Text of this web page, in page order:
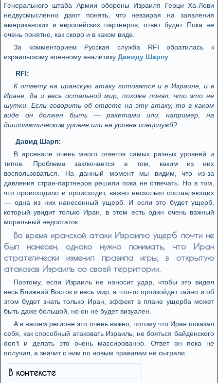
Генерального штаба Армии обороны Израиля Герци Ха-Леви
недвусмысленно дают понять, что невзирая на заявления
американских и европейских партнеров, ответ будет. Пока не
очень понятно, как скоро и в каком виде.
За комментарием Русская служба RFI обратилась к
израильскому военному аналитику Давиду Шарпу
RFI:
К ответу на иранскую атаку готовятся и в Израиле, и в
Иране, да и весь остальной мир, похоже понял, что это не
шутки. Если говорить об ответе на эту атаку, то в каком
виде он должен быть — ракетами или, например, на
дипломатическом уровне или на уровне спецслужб?
Давид Шарп:
В арсенале очень много ответов самых разных уровней и
типов. Проблема заключается в том, каким из них
воспользоваться. На данный момент мы видим, что из-за
давления стран-партнеров решили пока не отвечать. Но в том,
что происходило и происходит, важно несколько составляющих
— одна из них нанесенный ущерб. И если это будет ущерб,
который увидит только Иран, в этом есть один очень важный
моральный недостаток.
Во время иранской атаки Израилю ущерб почти не
был нанесен, однако нужно понимать, что Иран
стратегически изменил правила игры, в открытую
атаковав Израиль со своей территории.
Поэтому, если Израиль не наносит удар, чтобы это видел
весь Ближний Восток и весь мир, а что-то произойдет тайно и об
этом будет знать только Иран, эффект в плане ущерба может
быть даже большой, но он не будет визуален.
А в нашем регионе это очень важно, потому что Иран показал
себя, как способный атаковать Израиль, не бояться байденского
don’t и делать это очень массированно. Ответ он пока не
получил, а значит с ним по новым правилам не сыграли.
В контексте